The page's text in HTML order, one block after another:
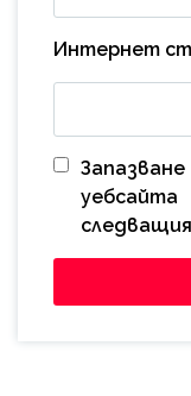
Интернет